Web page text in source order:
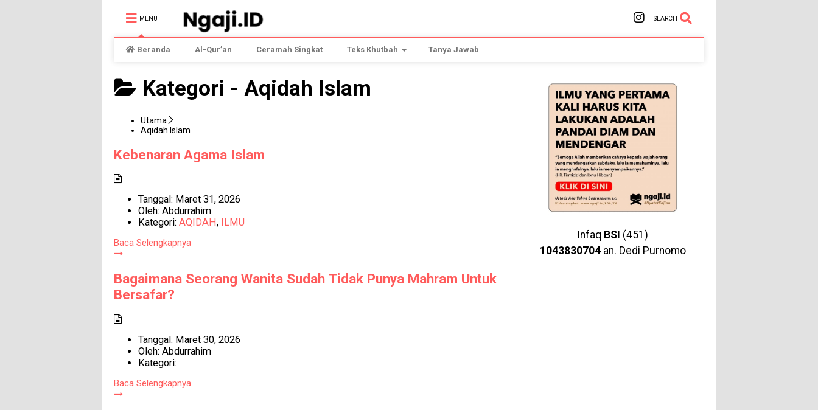
MENU SEARCH
Beranda Al-Qur’an Ceramah Singkat Teks Khutbah Tanya Jawab
Kategori - Aqidah Islam
Utama
Aqidah Islam
Kebenaran Agama Islam
Tanggal: Maret 31, 2026
Oleh: Abdurrahim
Kategori: AQIDAH, ILMU
Baca Selengkapnya
Bagaimana Seorang Wanita Sudah Tidak Punya Mahram Untuk
Bersafar?
Tanggal: Maret 30, 2026
Oleh: Abdurrahim
Kategori:
Baca Selengkapnya
Infaq BSI (451)
1043830704an. Dedi Purnomo